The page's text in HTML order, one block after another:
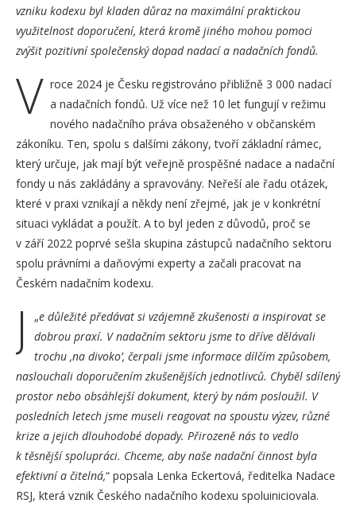
vzniku kodexu byl kladen důraz na maximální praktickou
využitelnost doporučení, která kromě jiného mohou pomoci
zvýšit pozitivní společenský dopad nadací a nadačních fondů.
V roce 2024 je Česku registrováno přibližně 3 000 nadací
a nadačních fondů. Už více než 10 let fungují v režimu
nového nadačního práva obsaženého v občanském
zákoníku. Ten, spolu s dalšími zákony, tvoří základní rámec,
který určuje, jak mají být veřejně prospěšné nadace a nadační
fondy u nás zakládány a spravovány. Neřeší ale řadu otázek,
které v praxi vznikají a někdy není zřejmé, jak je v konkrétní
situaci vykládat a použít. A to byl jeden z důvodů, proč se
v září 2022 poprvé sešla skupina zástupců nadačního sektoru
spolu právními a daňovými experty a začali pracovat na
Českém nadačním kodexu.
„
J
e důležité předávat si vzájemně zkušenosti a inspirovat se
dobrou praxí. V nadačním sektoru jsme to dříve dělávali
trochu ,na divoko’, čerpali jsme informace dílčím způsobem,
naslouchali doporučením zkušenějších jednotlivců. Chyběl sdílený
prostor nebo obsáhlejší dokument, který by nám posloužil. V
posledních letech jsme museli reagovat na spoustu výzev, různé
krize a jejich dlouhodobé dopady. Přirozeně nás to vedlo
k těsnější spolupráci. Chceme, aby naše nadační činnost byla
efektivní a čitelná,“ popsala Lenka Eckertová, ředitelka Nadace
RSJ, která vznik Českého nadačního kodexu spoluiniciovala.